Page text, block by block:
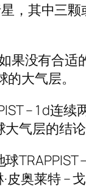
，其中三
果没有合
大气层。
– 1 d连
气层的结论
TRAPPIST
奥莱特 – 戈